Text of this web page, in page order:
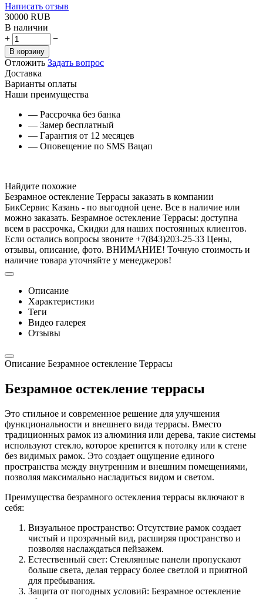
Написать отзыв
‍30000‍ RUB
В наличии
+
−
В корзину
Отложить Задать вопрос
Доставка
Варианты оплаты
Наши преимущества
— Рассрочка без банка
— Замер бесплатный
— Гарантия от 12 месяцев
— Оповещение по SMS Вацап
Найдите похожие
Безрамное остекление Террасы заказать в компании
БикСервис Казань - по выгодной цене. Все в наличие или
можно заказать. Безрамное остекление Террасы: доступна
всем в рассрочка, Скидки для наших постоянных клиентов.
Если остались вопросы звоните +7(843)203-25-33 Цены,
отзывы, описание, фото. ВНИМАНИЕ! Точную стоимость и
наличие товара уточняйте у менеджеров!
Описание
Характеристики
Теги
Видео галерея
Отзывы
Описание Безрамное остекление Террасы
Безрамное остекление террасы
Это стильное и современное решение для улучшения
функциональности и внешнего вида террасы. Вместо
традиционных рамок из алюминия или дерева, такие системы
используют стекло, которое крепится к потолку или к стене
без видимых рамок. Это создает ощущение единого
пространства между внутренним и внешним помещениями,
позволяя максимально насладиться видом и светом.
Преимущества безрамного остекления террасы включают в
себя:
Визуальное пространство: Отсутствие рамок создает
чистый и прозрачный вид, расширяя пространство и
позволяя наслаждаться пейзажем.
Естественный свет: Стеклянные панели пропускают
больше света, делая террасу более светлой и приятной
для пребывания.
Защита от погодных условий: Безрамное остекление